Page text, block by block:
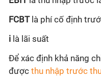
FCBT là phí cố định
i là lãi suất
Để xác định khả năng
được thu nhập trước